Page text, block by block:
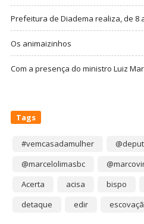
Prefeitura de Diadema realiza, de 8
Os animaizinhos
Com a presença do ministro Luiz
Tags
#vemcasadamulher
@marcelolimasbc
Acerta
acisa bispo
detaque
edir